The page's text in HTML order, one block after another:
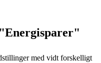
med vidt forskelligt